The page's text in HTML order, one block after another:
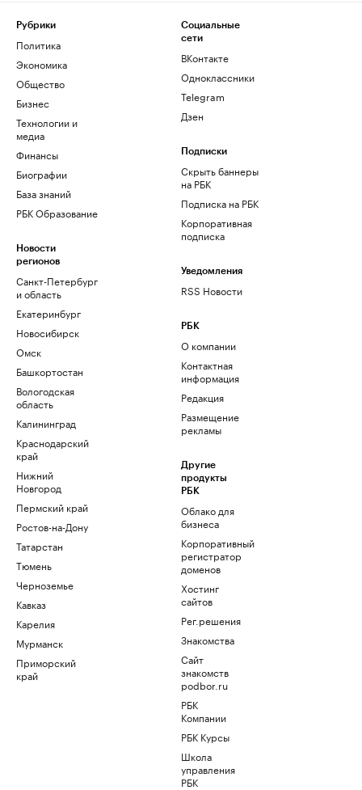
Рубрики
Политика
Экономика
Общество
Бизнес
Технологии и
медиа
Финансы
Биографии
База знаний
РБК Образование
Новости
регионов
Санкт-Петербург
и область
Екатеринбург
Новосибирск
Омск
Башкортостан
Вологодская
область
Калининград
Краснодарский
край
Нижний
Новгород
Пермский край
Ростов-на-Дону
Татарстан
Тюмень
Черноземье
Кавказ
Карелия
Мурманск
Приморский
край
Социальные
сети
ВКонтакте
Одноклассники
Telegram
Дзен
Подписки
Скрыть баннеры
на РБК
Подписка на РБК
Корпоративная
подписка
Уведомления
RSS Новости
РБК
О компании
Контактная
информация
Редакция
Размещение
рекламы
Другие
продукты
РБК
Облако для
бизнеса
Корпоративный
регистратор
доменов
Хостинг
сайтов
Рег.решения
Знакомства
Сайт
знакомств
podbor.ru
РБК
Компании
РБК Курсы
Школа
управления
РБК